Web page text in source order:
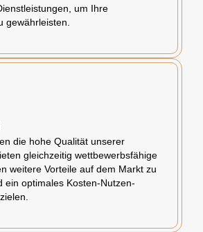
um Ihre
gewährleisten.
die hohe Qualität unserer
gleichzeitig wettbewerbsfähige
weitere Vorteile auf dem Markt zu
ein optimales Kosten-Nutzen-